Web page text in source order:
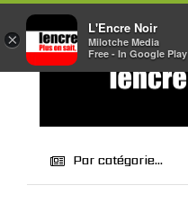
Par catégorie...
×
L'Encre Noir
Milotche Media
Free - In Google Play